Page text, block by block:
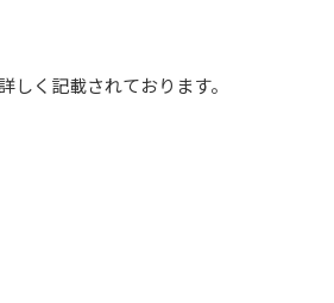
く記載されております。